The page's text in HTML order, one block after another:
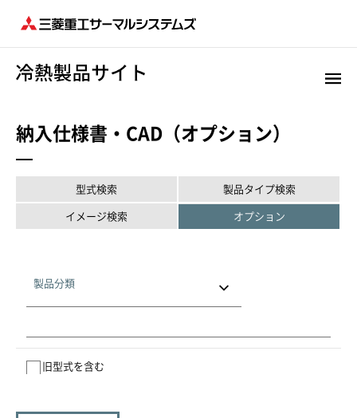
納入仕様書・CAD（オプション）
型式検索 製品タイプ検索
イメージ検索 オプション
旧型式を含む